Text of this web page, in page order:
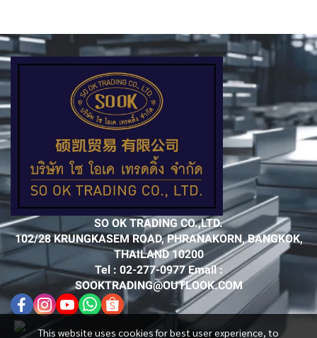
This website uses cookies for best user experience, to
SO OK TRADING CO.,LTD.
102/28 KRUNGKASEM ROAD, PHRANAKORN, BANGKOK,
THAILAND 10200
Tel : 02-277-0977 Email :
SOOKTRADING@OUTLOOK.COM